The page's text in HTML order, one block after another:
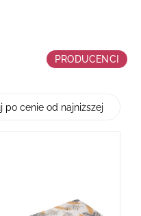
PRODUCENCI